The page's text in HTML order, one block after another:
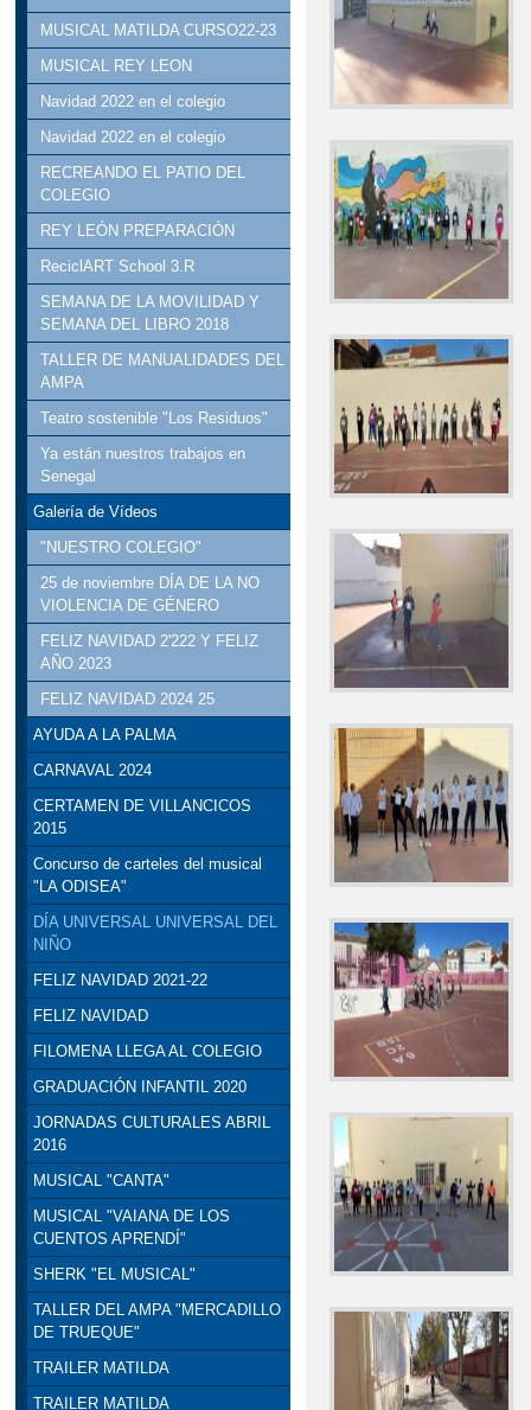
MUSICAL MATILDA CURSO22-23
MUSICAL REY LEON
Navidad 2022 en el colegio
Navidad 2022 en el colegio
RECREANDO EL PATIO DEL
COLEGIO
REY LEÓN PREPARACIÓN
ReciclART School 3.R
SEMANA DE LA MOVILIDAD Y
SEMANA DEL LIBRO 2018
TALLER DE MANUALIDADES DEL
AMPA
Teatro sostenible "Los Residuos"
Ya están nuestros trabajos en
Senegal
Galería de Vídeos
"NUESTRO COLEGIO"
25 de noviembre DÍA DE LA NO
VIOLENCIA DE GÉNERO
FELIZ NAVIDAD 2'222 Y FELIZ
AÑO 2023
FELIZ NAVIDAD 2024 25
AYUDA A LA PALMA
CARNAVAL 2024
CERTAMEN DE VILLANCICOS
2015
Concurso de carteles del musical
"LA ODISEA"
DÍA UNIVERSAL UNIVERSAL DEL
NIÑO
FELIZ NAVIDAD 2021-22
FELIZ NAVIDAD
FILOMENA LLEGA AL COLEGIO
GRADUACIÓN INFANTIL 2020
JORNADAS CULTURALES ABRIL
2016
MUSICAL "CANTA"
MUSICAL "VAIANA DE LOS
CUENTOS APRENDÍ"
SHERK "EL MUSICAL"
TALLER DEL AMPA "MERCADILLO
DE TRUEQUE"
TRAILER MATILDA
TRAILER MATILDA